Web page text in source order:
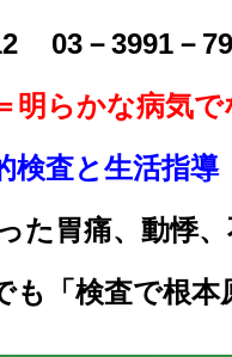
03－3991－
明らかな病気
検査と生活指
た胃痛、動悸、
「検査で根